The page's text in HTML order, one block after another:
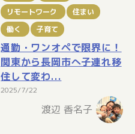
リモートワーク
住まい
働く
子育て
通勤・ワンオペで限界に！
関東から長岡市へ子連れ移
住して変わ...
2025/7/22
渡辺 香名子